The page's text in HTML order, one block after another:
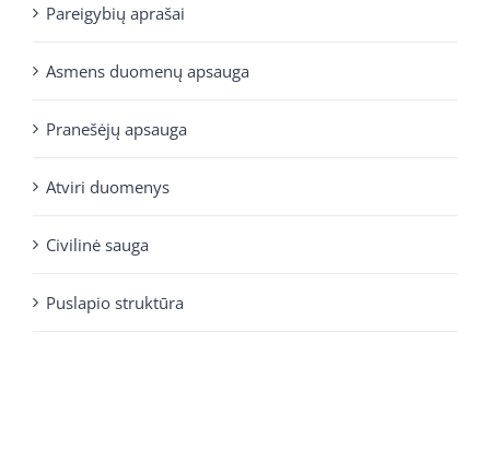
Pareigybių aprašai
Asmens duomenų apsauga
Pranešėjų apsauga
Atviri duomenys
Civilinė sauga
Puslapio struktūra